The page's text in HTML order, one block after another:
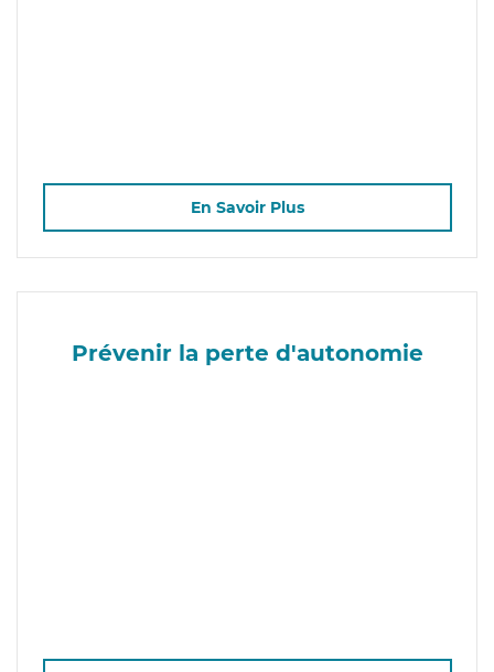
En Savoir Plus
Prévenir la perte d'autonomie